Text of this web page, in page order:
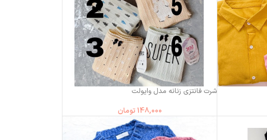
شرت فانتزی زنانه مدل وایولت
148,000 تومان